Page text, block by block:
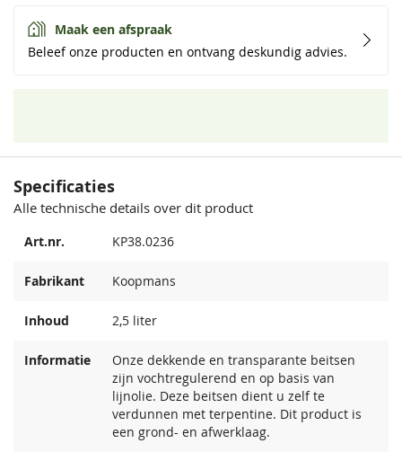
Maak een afspraak
Beleef onze producten en ontvang deskundig advies.
Specificaties
Alle technische details over dit product
Art.nr. KP38.0236
Fabrikant Koopmans
Inhoud 2,5 liter
Informatie
Onze dekkende en transparante beitsen
zijn vochtregulerend en op basis van
lijnolie. Deze beitsen dient u zelf te
verdunnen met terpentine. Dit product is
een grond- en afwerklaag.